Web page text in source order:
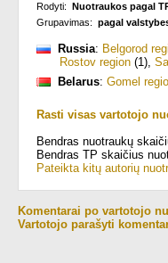
Rodyti: Nuotraukos pagal
Grupavimas: pagal
Russia: Belgorod
Rostov region (1),
Belarus: Gomel
Rasti visas vartotojo
Bendras nuotraukų
Bendras TP skaičius
Pateikta kitų autorių
Komentarai po vartotojo
Vartotojo parašyti